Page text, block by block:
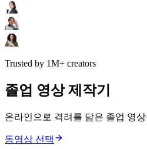
Trusted by 1M+ creators
졸업 영상 제작기
온라인으로 격려를 담은 졸업 영
동영상 선택